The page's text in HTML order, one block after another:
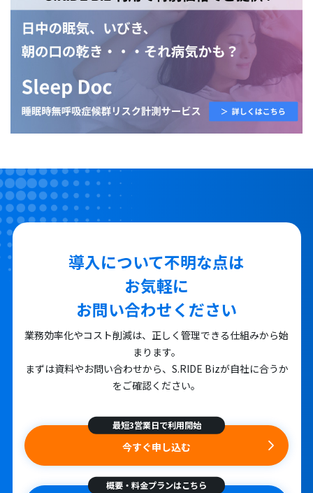
導入について不明な点は
お気軽に
お問い合わせください
業務効率化やコスト削減は、正しく管理できる仕組みから始
まります。
まずは資料やお問い合わせから、S.RIDE Bizが自社に合うか
をご確認ください。
最短3営業日で利用開始
今すぐ申し込む
概要・料金プランはこちら